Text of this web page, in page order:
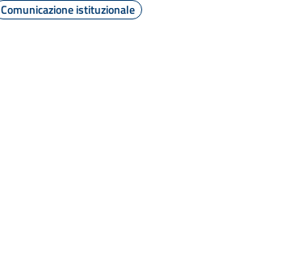
Comunicazione istituzionale